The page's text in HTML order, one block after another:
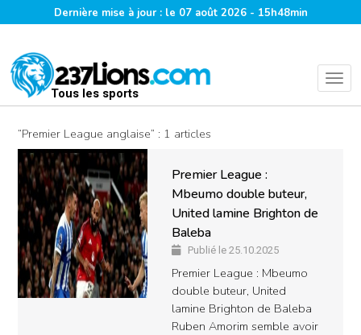
Dernière mise à jour : le 07 août 2026 - 15h48min
Tous les sports
“Premier League anglaise” : 1 articles
Premier League :
Mbeumo double buteur,
United lamine Brighton de
Baleba
Publié le 25.10.2025
Premier League : Mbeumo
double buteur, United
lamine Brighton de Baleba
Ruben Amorim semble avoir